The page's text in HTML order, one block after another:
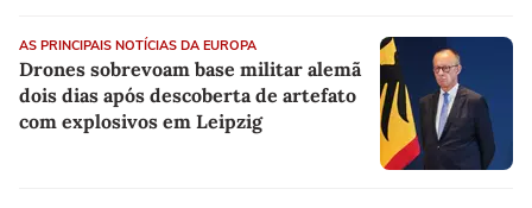
AS PRINCIPAIS NOTÍCIAS DA EUROPA
Drones sobrevoam base militar alemã
dois dias após descoberta de artefato
com explosivos em Leipzig